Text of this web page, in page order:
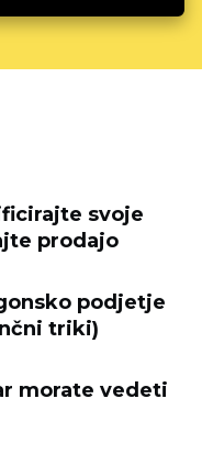
svoje
prodajo
podjetje
triki)
morate vedeti